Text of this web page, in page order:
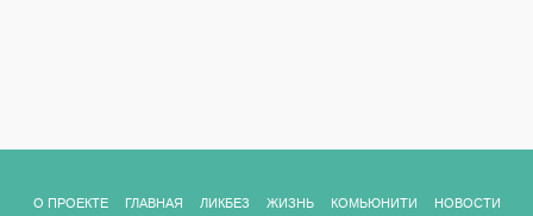
О ПРОЕКТЕ ГЛАВНАЯ ЛИКБЕЗ ЖИЗНЬ КОМЬЮНИТИ
НОВОСТИ